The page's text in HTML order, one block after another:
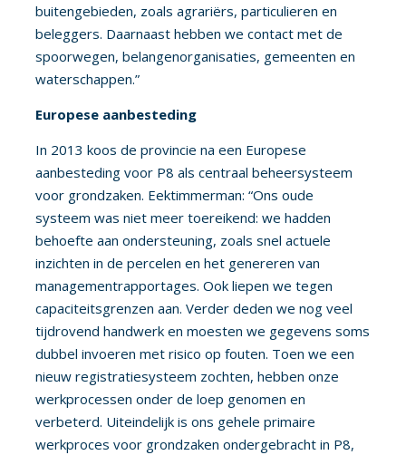
buitengebieden, zoals agrariërs, particulieren en
beleggers. Daarnaast hebben we contact met de
spoorwegen, belangenorganisaties, gemeenten en
waterschappen.”
Europese aanbesteding
In 2013 koos de provincie na een Europese
aanbesteding voor P8 als centraal beheersysteem
voor grondzaken. Eektimmerman: “Ons oude
systeem was niet meer toereikend: we hadden
behoefte aan ondersteuning, zoals snel actuele
inzichten in de percelen en het genereren van
managementrapportages. Ook liepen we tegen
capaciteitsgrenzen aan. Verder deden we nog veel
tijdrovend handwerk en moesten we gegevens soms
dubbel invoeren met risico op fouten. Toen we een
nieuw registratiesysteem zochten, hebben onze
werkprocessen onder de loep genomen en
verbeterd. Uiteindelijk is ons gehele primaire
werkproces voor grondzaken ondergebracht in P8,